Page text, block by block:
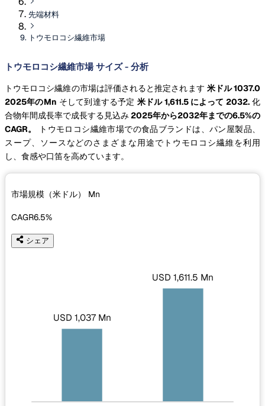
先端材料
トウモロコシ繊維市場
トウモロコシ繊維市場 サイズ - 分析
トウモロコシ繊維の市場は評価されると推定されます 米ドル 1037.0
2025年のMn そして到達する予定 米ドル 1,611.5 によって 2032.化
合物年間成長率で成長する見込み2025年から2032年までの6.5%の
CAGR。
トウモロコシ繊維市場での食品ブランドは、パン屋製品、
スープ、ソースなどのさまざまな用途でトウモロコシ繊維を利用
し、食感や口笛を高めています。
市場規模（米ドル） Mn
CAGR6.5%
シェア
USD 1,037 Mn
USD 1,611.5 Mn